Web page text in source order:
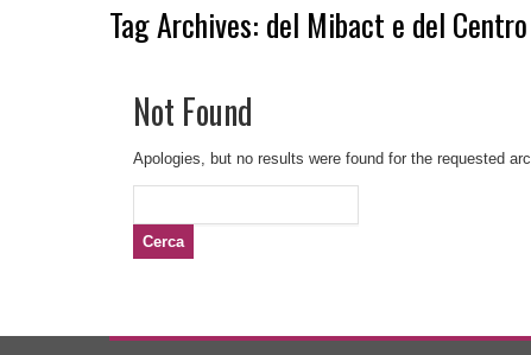
Tag Archives: del Mibact e del
Not Found
Apologies, but no results were found for the requested